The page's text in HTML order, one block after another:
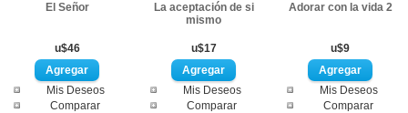
El Señor
u$46
Mis Deseos
Comparar
La aceptación de si
mismo
u$17
Mis Deseos
Comparar
Adorar con la vida 2
u$9
Mis Deseos
Comparar